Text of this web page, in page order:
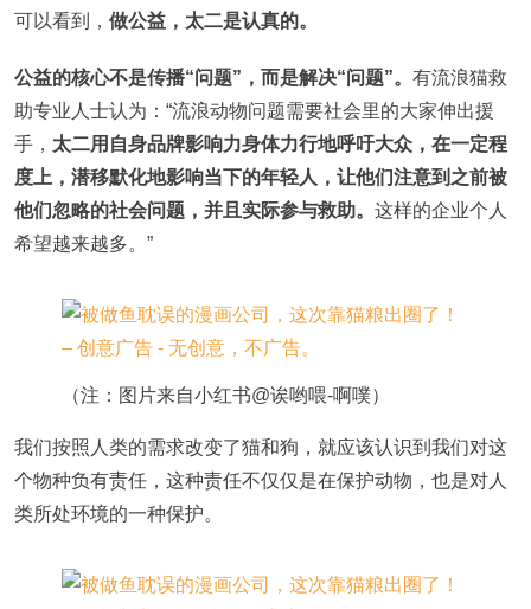
可以看到， 做公益，太二是认真的。
公益的核心不是传播“问题”，而是解决“问题”。 有流浪猫救
助专业人士认为：“流浪动物问题需要社会里的大家伸出援
手， 太二用自身品牌影响力身体力行地呼吁大众，在一定程
度上，潜移默化地影响当下的年轻人，让他们注意到之前被
他们忽略的社会问题，并且实际参与救助。 这样的企业个人
希望越来越多。”
（注：图片来自小红书@诶哟喂-啊噗）
我们按照人类的需求改变了猫和狗，就应该认识到我们对这
个物种负有责任，这种责任不仅仅是在保护动物，也是对人
类所处环境的一种保护。